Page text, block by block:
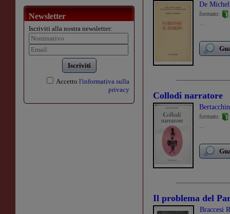
Newsletter
Iscriviti alla nostra newsletter:
Iscriviti
Accetto l'informativa sulla
privacy
De
formato:
...
Collodi narratore
formato:
...
Il problema del
Braccesi